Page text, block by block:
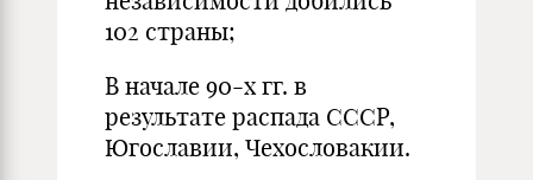
102 страны;
В начале 90-х гг. в
результате распада СССР,
Югославии, Чехословакии.